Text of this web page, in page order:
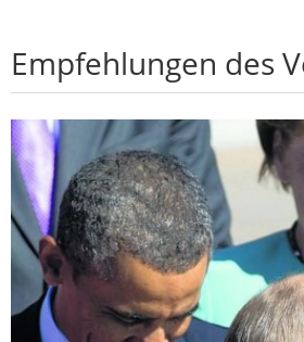
Empfehlungen des